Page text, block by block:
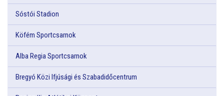
Sóstói Stadion
Köfém Sportcsarnok
Alba Regia Sportcsarnok
Bregyó Közi Ifjúsági és Szabadidőcentrum